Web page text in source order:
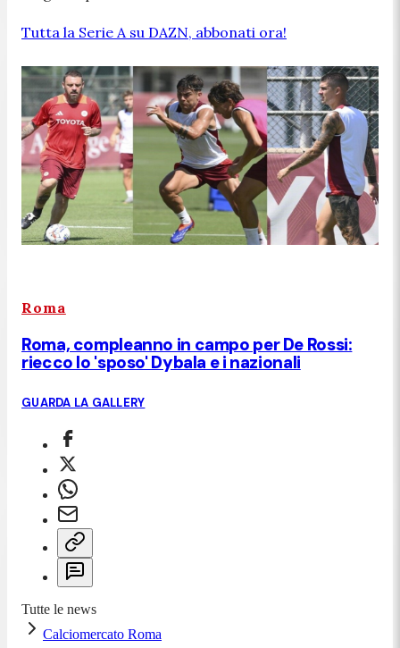
Tutta la Serie A su DAZN, abbonati ora!
Roma
Roma, compleanno in campo per De Rossi:
riecco lo 'sposo' Dybala e i nazionali
GUARDA LA GALLERY
Tutte le news
Calciomercato Roma